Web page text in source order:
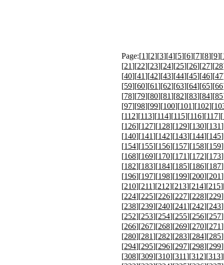
Page:[1][2][3][4][5][6][7][8][9][
[21][22][23][24][25][26][27][28
[40][41][42][43][44][45][46][47
[59][60][61][62][63][64][65][66
[78][79][80][81][82][83][84][85
[97][98][99][100][101][102][
[112][113][114][115][116][117][
[126][127][128][129][130][131
[140][141][142][143][144][145
[154][155][156][157][158][159
[168][169][170][171][172][173
[182][183][184][185][186][187
[196][197][198][199][200][201
[210][211][212][213][214][215
[224][225][226][227][228][229
[238][239][240][241][242][243
[252][253][254][255][256][257
[266][267][268][269][270][271
[280][281][282][283][284][285
[294][295][296][297][298][299
[308][309][310][311][312][313